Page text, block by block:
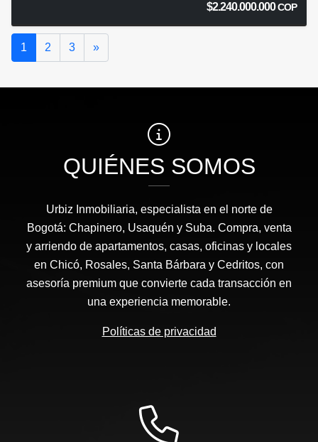
$2.240.000.000COP
1 2 3 »Siguiente
QUIÉNES SOMOS
Urbiz Inmobiliaria, especialista en el norte de
Bogotá: Chapinero, Usaquén y Suba. Compra, venta
y arriendo de apartamentos, casas, oficinas y locales
en Chicó, Rosales, Santa Bárbara y Cedritos, con
asesoría premium que convierte cada transacción en
una experiencia memorable.
Políticas de privacidad